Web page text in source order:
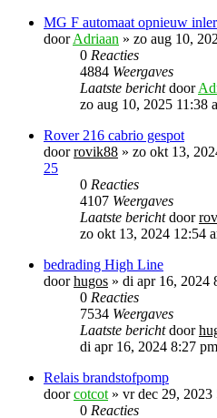
MG F automaat opnieuw
doorAdriaan » zo aug 10,
0 Reacties
4884 Weergaves
Laatste berichtdoor
zo aug 10, 2025 11:38
Rover 216 cabrio gespot
doorrovik88 » zo okt 13,
25
0 Reacties
4107 Weergaves
Laatste berichtdoor
zo okt 13, 2024 12:54
bedrading High Line
doorhugos » di apr 16, 2024
0 Reacties
7534 Weergaves
Laatste berichtdoor
di apr 16, 2024 8:27 pm
Relais brandstofpomp
doorcotcot » vr dec 29, 2023
0 Reacties